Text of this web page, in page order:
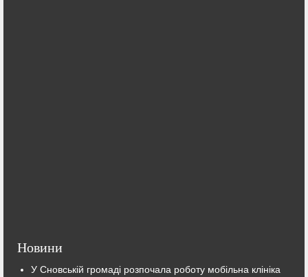
Новини
У Сновській громаді розпочала роботу мобільна клініка